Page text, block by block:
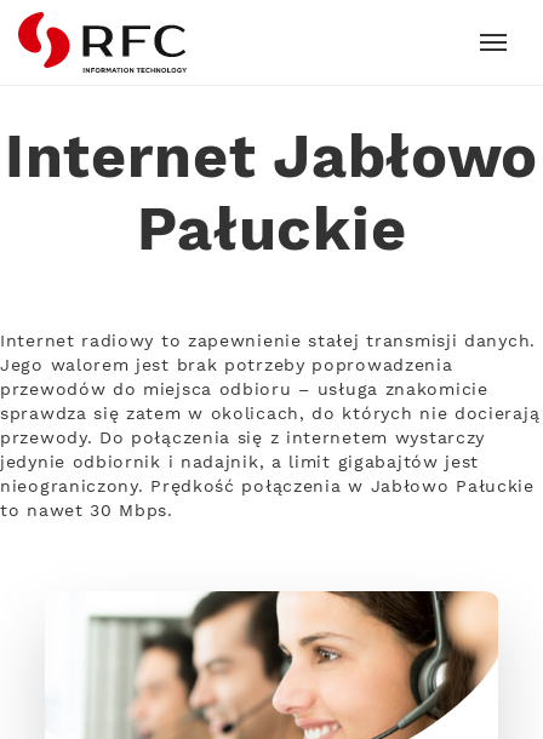
RFC
Internet Jabłowo
Pałuckie
Internet radiowy to zapewnienie stałej transmisji danych.
Jego walorem jest brak potrzeby poprowadzenia
przewodów do miejsca odbioru – usługa znakomicie
sprawdza się zatem w okolicach, do których nie docierają
przewody. Do połączenia się z internetem wystarczy
jedynie odbiornik i nadajnik, a limit gigabajtów jest
nieograniczony. Prędkość połączenia w Jabłowo Pałuckie
to nawet 30 Mbps.